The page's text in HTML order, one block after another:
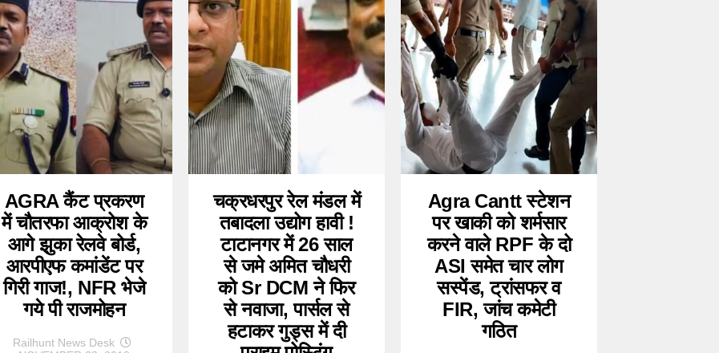
AGRA कैंट प्रकरण
में चौतरफा आक्रोश के
आगे झुका रेलवे बोर्ड,
आरपीएफ कमांडेंट पर
गिरी गाज!, NFR भेजे
गये पी राजमोहन
Railhunt News Desk
चक्रधरपुर रेल मंडल में
तबादला उद्योग हावी !
टाटानगर में 26 साल
से जमे अमित चौधरी
को Sr DCM ने फिर
से नवाजा, पार्सल से
हटाकर गुड्स में दी
Agra Cantt स्टेशन
पर खाकी को शर्मसार
करने वाले RPF के दो
ASI समेत चार लोग
सस्पेंड, ट्रांसफर व
FIR, जांच कमेटी
गठित